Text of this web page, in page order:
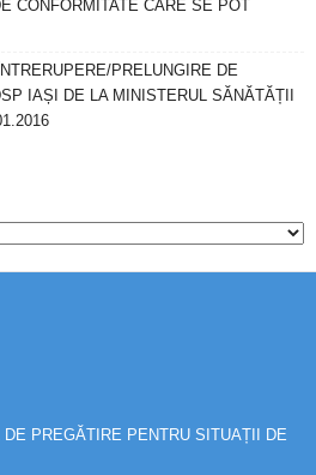
CONFORMITATE CARE SE POT
PRELUNGIRE DE
IAȘI DE LA MINISTERUL SĂNĂTĂȚII
DE PREGĂTIRE PENTRU SITUAȚII DE